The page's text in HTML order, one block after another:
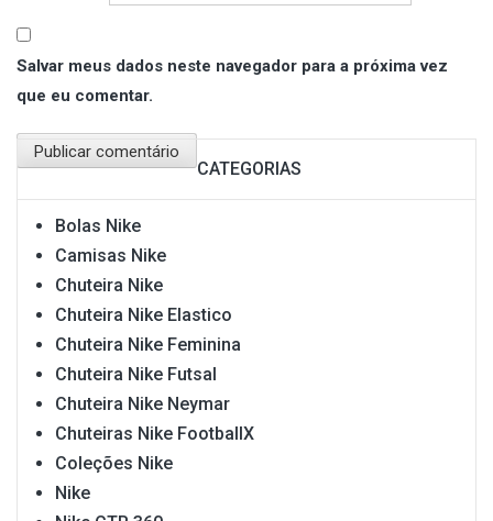
Salvar meus dados neste navegador para a próxima vez
que eu comentar.
CATEGORIAS
Bolas Nike
Camisas Nike
Chuteira Nike
Chuteira Nike Elastico
Chuteira Nike Feminina
Chuteira Nike Futsal
Chuteira Nike Neymar
Chuteiras Nike FootballX
Coleções Nike
Nike